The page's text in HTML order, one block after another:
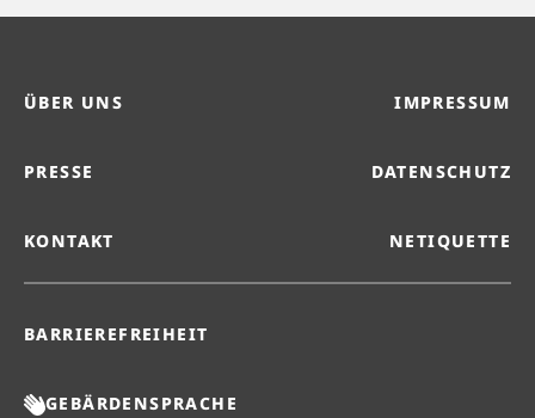
ÜBER UNS IMPRESSUM
PRESSE DATENSCHUTZ
KONTAKT NETIQUETTE
BARRIEREFREIHEIT
GEBÄRDENSPRACHE